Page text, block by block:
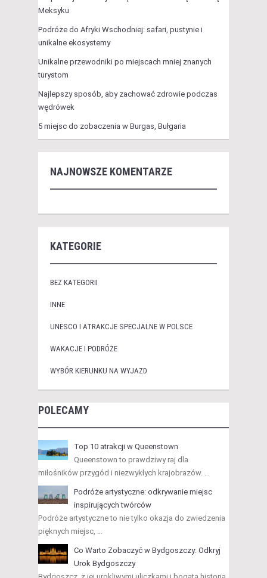
Meksyku
Podróże do Afryki Wschodniej: safari, pustynie i
unikalne ekosystemy
Unikalne przewodniki po miejscach mniej znanych
turystom
Najlepszy sposób, aby zachować zdrowie podczas
wędrówek
5 miejsc do zobaczenia w Burgas, Bułgaria
NAJNOWSZE KOMENTARZE
KATEGORIE
BEZ KATEGORII
INNE
UNESCO I ATRAKCJE SPECJALNE W POLSCE
WAKACJE I PODRÓŻE
WYBÓR KIERUNKU NA WYJAZD
POLECAMY
Top 10 atrakcji w Queenstown
Queenstown to prawdziwy raj dla
miłośników przygód i niezwykłych krajobrazów. …
Podróże artystyczne: odkrywanie miejsc
inspirujących twórców
Podróże artystyczne to nie tylko okazja do zwiedzenia
pięknych miejsc, …
Co Warto Zobaczyć w Bydgoszczy: Odkryj
Urok Bydgoszczy